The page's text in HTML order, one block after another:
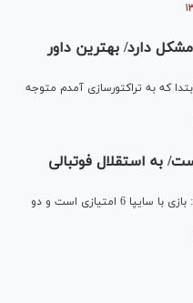
دارد/ بهترین داور
که به تراکتورسازی آمدم متوجه
6 امتیازی است/ به استقلال فوتبالی
سرمربی تیم فوتبال پارس جنوبی جم گفت: بازی با سایپا 6 امتیازی است و دو